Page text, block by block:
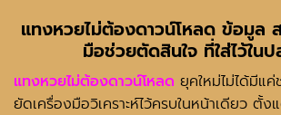
แทงหวยไม่ต้องดาวน์โหลด ข้อมูล
มือช่วยตัดสินใจ ที่ใส่ไว้ใน
แทงหวยไม่ต้องดาวน์โหลด ยุคใหม่ไม่ได้มีแ
ยัดเครื่องมือวิเคราะห์ไว้ครบในหน้าเดียว ตั้